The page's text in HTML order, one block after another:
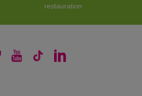
restauration